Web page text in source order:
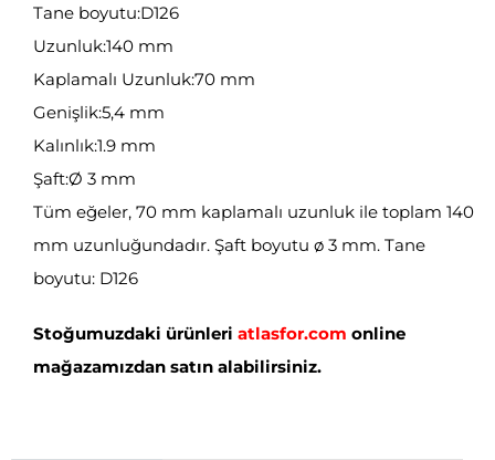
Tane boyutu:D126
Uzunluk:140 mm
Kaplamalı Uzunluk:70 mm
Genişlik:5,4 mm
Kalınlık:1.9 mm
Şaft:Ø 3 mm
Tüm eğeler, 70 mm kaplamalı uzunluk ile toplam 140
mm uzunluğundadır. Şaft boyutu ø 3 mm. Tane
boyutu: D126
Stoğumuzdaki ürünleri atlasfor.com online
mağazamızdan satın alabilirsiniz.